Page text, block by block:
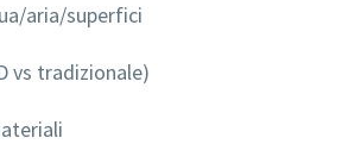
aria/superfici
vs tradizionale)